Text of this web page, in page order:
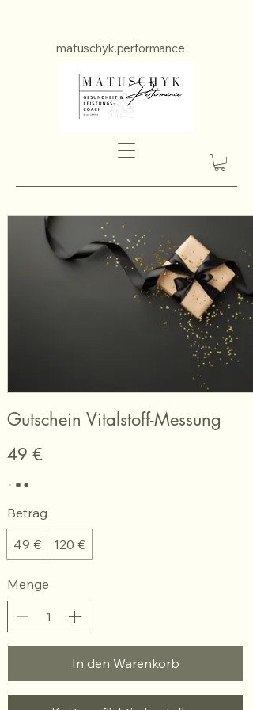
matuschyk.performance
Gutschein Vitalstoff-Messung
49 €
Betrag
49 €
120 €
Menge
In den Warenkorb